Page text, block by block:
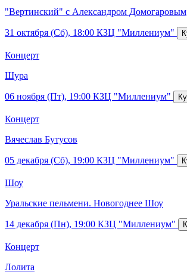
"Вертинский" с Александром Домогаровым
31 октября (Сб), 18:00 КЗЦ "Миллениум"
Концерт
Шура
06 ноября (Пт), 19:00 КЗЦ "Миллениум"
Концерт
Вячеслав Бутусов
05 декабря (Сб), 19:00 КЗЦ "Миллениум"
Шоу
Уральские пельмени. Новогоднее Шоу
14 декабря (Пн), 19:00 КЗЦ "Миллениум"
Концерт
Лолита